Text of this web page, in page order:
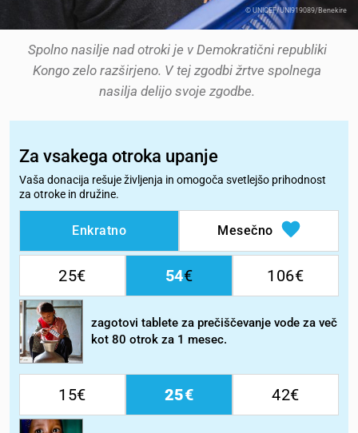
© UNICEF/UNI919089/Benekire
Spolno nasilje nad otroki je v Demokratični republiki
Kongo zelo razširjeno. V tej zgodbi žrtve spolnega
nasilja delijo svoje zgodbe.
Za vsakega otroka upanje
Vaša donacija rešuje življenja in omogoča svetlejšo prihodnost
za otroke in družine.
Enkratno Mesečno
25 54 106
zagotovi tablete za prečiščevanje vode za več
kot 80 otrok za 1 mesec.
15 25 42